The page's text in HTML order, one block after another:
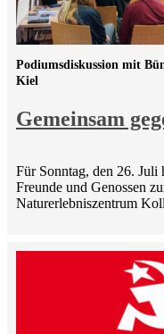
Gemeinsam
Podiumsdiskussion mit
Kiel
Für Sonntag, den 26.
Freunde und Genossen
Naturerlebniszentrum